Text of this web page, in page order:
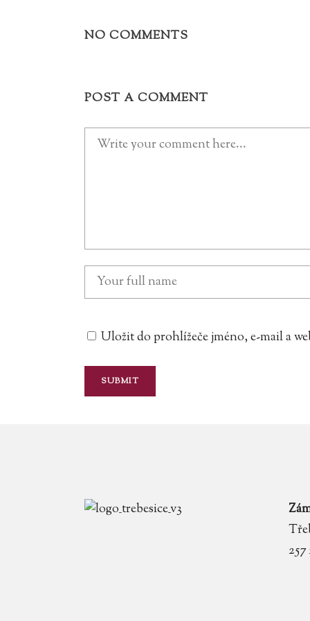
NO COMMENTS
POST A COMMENT
Uložit do prohlížeče jméno, e-mail a